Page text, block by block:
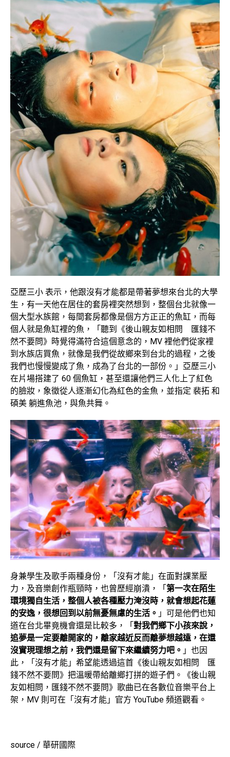
亞歷三小 表示，他跟沒有才能都是帶著夢想來台北的大學
生，有一天他在居住的套房裡突然想到，整個台北就像一
個大型水族館，每間套房都像是個方方正正的魚缸，而每
個人就是魚缸裡的魚，「聽到《後山親友如相問 匯錢不
然不要問》時覺得滿符合這個意念的，MV 裡他們從家裡
到水族店買魚，就像是我們從故鄉來到台北的過程，之後
我們也慢慢變成了魚，成為了台北的一部份。」亞歷三小
在片場搭建了 60 個魚缸，甚至還讓他們三人化上了紅色
的臉妝，象徵從人逐漸幻化為紅色的金魚，並指定 裴拓 和
碩美 躺進魚池，與魚共舞。
身兼學生及歌手兩種身份，「沒有才能」在面對課業壓
力，及音樂創作瓶頸時，也曾歷經崩潰，「 第一次在陌生
環境獨自生活，整個人被各種壓力淹沒時，就會想起花蓮
的安逸，很想回到以前無憂無慮的生活。 」可是他們也知
道在台北畢竟機會還是比較多，「 對我們鄉下小孩來說，
追夢是一定要離開家的，離家越近反而離夢想越遠，在還
沒實現理想之前，我們還是留下來繼續努力吧。 」也因
此，「沒有才能」希望能透過這首《後山親友如相問 匯
錢不然不要問》把溫暖帶給離鄉打拼的遊子們。《後山親
友如相問，匯錢不然不要問》歌曲已在各數位音樂平台上
架，MV 則可在「沒有才能」官方 YouTube 頻道觀看。
source / 華研國際